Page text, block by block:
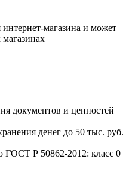
интернет-магазина и может
документов и ценностей
денег до 50 тыс. руб.
ГОСТ Р 50862-2012: класс 0